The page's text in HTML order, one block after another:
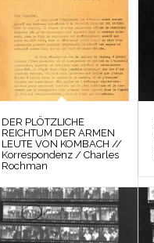
DER PLÖTZLICHE
REICHTUM DER ARMEN
LEUTE VON KOMBACH //
Korrespondenz / Charles
Rochman